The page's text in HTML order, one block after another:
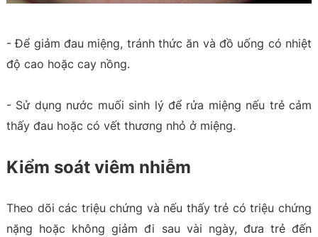
- Để giảm đau miệng, tránh thức ăn và đồ uống có nhiệt
độ cao hoặc cay nồng.
- Sử dụng nước muối sinh lý để rửa miệng nếu trẻ cảm
thấy đau hoặc có vết thương nhỏ ở miệng.
Kiểm soát viêm nhiễm
Theo dõi các triệu chứng và nếu thấy trẻ có triệu chứng
nặng hoặc không giảm đi sau vài ngày, đưa trẻ đến